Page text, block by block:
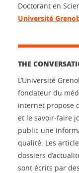
Doctorant en
Université
THE
L’Université
fondateur du
internet propose
et le savoir-faire
public une
qualité. Les
dossiers
sont écrits par